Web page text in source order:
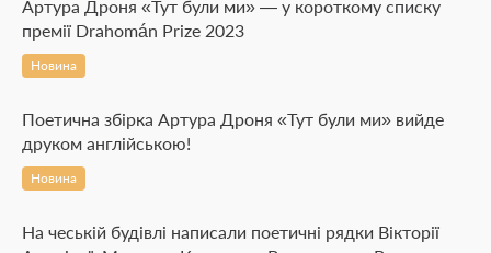
Артура Дроня «Тут були ми» — у короткому списку
премії Drahomán Prize 2023
Новина
Поетична збірка Артура Дроня «Тут були ми» вийде
друком англійською!
Новина
На чеській будівлі написали поетичні рядки Вікторії